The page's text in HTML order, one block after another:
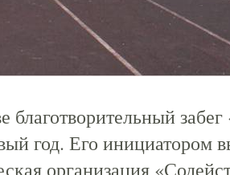
благотворительный
год. Его инициатором
организация